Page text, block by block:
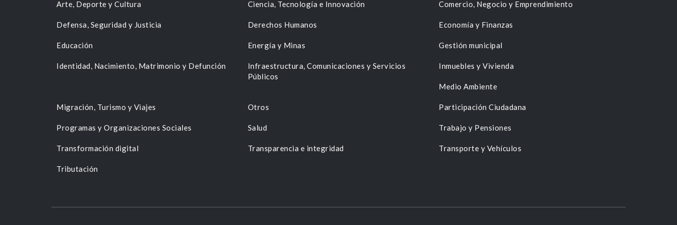
Arte, Deporte y Cultura Ciencia, Tecnología e Innovación Comercio, Negocio y Emprendimiento
Defensa, Seguridad y Justicia Derechos Humanos Economía y Finanzas
Educación Energía y Minas Gestión municipal
Identidad, Nacimiento, Matrimonio y Defunción
Infraestructura, Comunicaciones y Servicios
Públicos
Inmuebles y Vivienda
Medio Ambiente
Migración, Turismo y Viajes Otros Participación Ciudadana
Programas y Organizaciones Sociales Salud Trabajo y Pensiones
Transformación digital Transparencia e integridad Transporte y Vehículos
Tributación